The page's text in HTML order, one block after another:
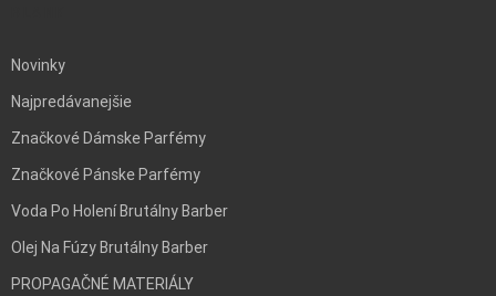
Novinky
Najpredávanejšie
Značkové Dámske Parfémy
Značkové Pánske Parfémy
Voda Po Holení Brutálny Barber
Olej Na Fúzy Brutálny Barber
PROPAGAČNÉ MATERIÁLY